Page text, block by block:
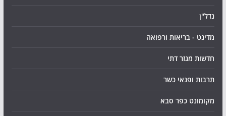
נדל"ן
מדינט - בריאות ורפואה
חדשות מגזר דתי
תרבות ופנאי כשר
מקומונט כפר סבא